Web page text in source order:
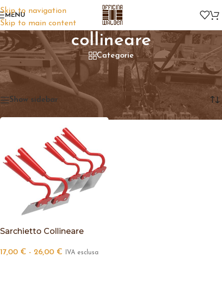
Skip to navigation
Skip to main content
MENU
collineare
Categorie
Home/Prodotti taggati “collineare”
Visualizzazione del risultato
Show sidebar
Sarchietto Collineare
17,00 € - 26,00 € IVA esclusa